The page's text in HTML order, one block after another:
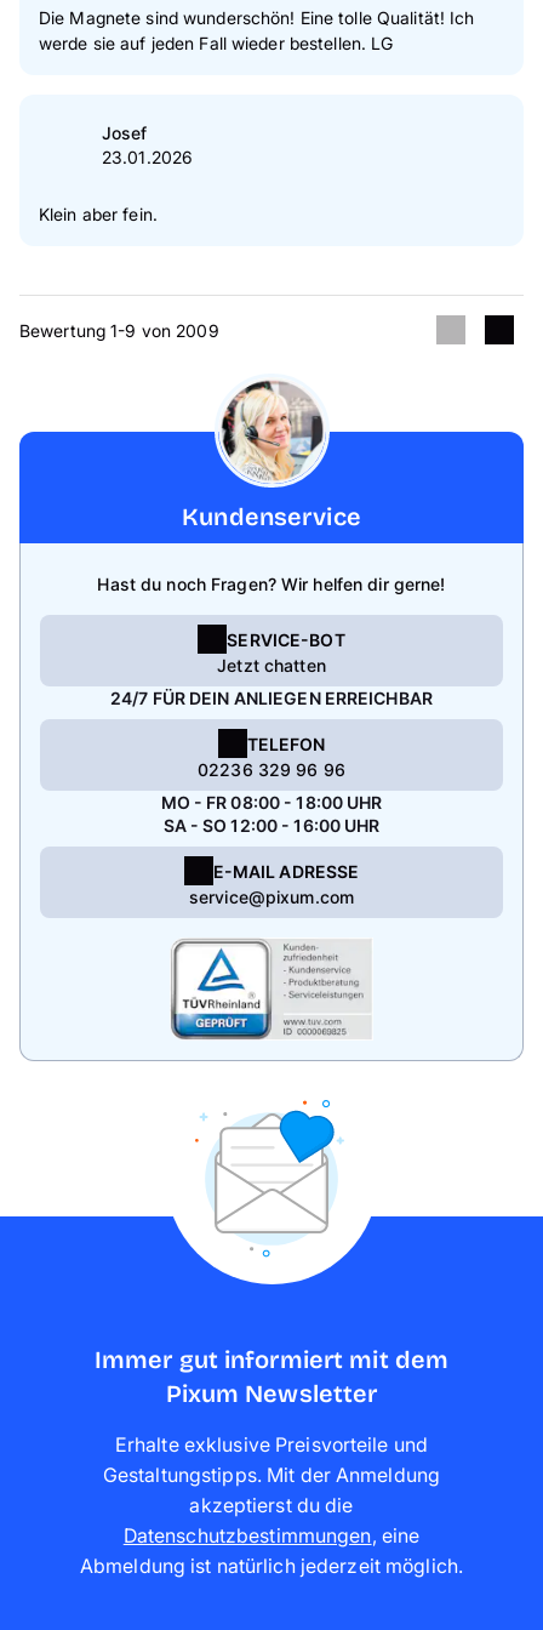
Die Magnete sind wunderschön! Eine tolle Qualität! Ich
werde sie auf jeden Fall wieder bestellen. LG
Josef
23.01.2026
Klein aber fein.
Bewertung 1-9 von 2009
Kundenservice
Hast du noch Fragen? Wir helfen dir gerne!
SERVICE-BOT
Jetzt chatten
24/7 FÜR DEIN ANLIEGEN ERREICHBAR
TELEFON
02236 329 96 96
MO - FR 08:00 - 18:00 UHR
SA - SO 12:00 - 16:00 UHR
E-MAIL ADRESSE
service@pixum.com
Immer gut informiert mit dem
Pixum Newsletter
Erhalte exklusive Preisvorteile und
Gestaltungstipps. Mit der Anmeldung
akzeptierst du die
Datenschutzbestimmungen, eine
Abmeldung ist natürlich jederzeit möglich.